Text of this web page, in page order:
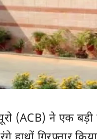
(ACB) ने एक बड़ी